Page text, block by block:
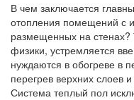
В чем заключается
отопления помещений с
размещенных на стенах?
физики, устремляется
нуждаются в обогреве в
перегрев верхних слоев
Система теплый пол